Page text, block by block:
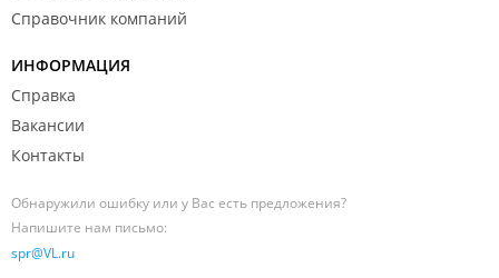
Справочник компаний
ИНФОРМАЦИЯ
Справка
Вакансии
Контакты
Обнаружили ошибку или у Вас есть предложения?
Напишите нам письмо:
spr@VL.ru